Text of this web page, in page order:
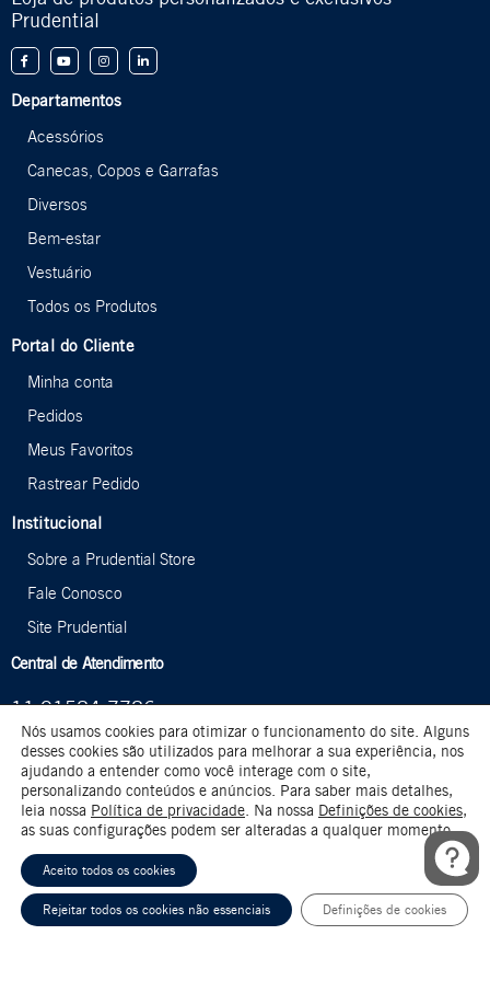
Prudential
Departamentos
Acessórios
Canecas, Copos e Garrafas
Diversos
Bem-estar
Vestuário
Todos os Produtos
Portal do Cliente
Minha conta
Pedidos
Meus Favoritos
Rastrear Pedido
Institucional
Sobre a Prudential Store
Fale Conosco
Site Prudential
Central de Atendimento
11 91584-7786
Segunda à quinta-feita das 9h00 às 18h00 e sexta-
feira das 9h00 às 17h00.
Formas de pagamento:
Nós usamos cookies para otimizar o funcionamento do site. Alguns
desses cookies são utilizados para melhorar a sua experiência, nos
ajudando a entender como você interage com o site,
personalizando conteúdos e anúncios. Para saber mais detalhes,
leia nossa Política de privacidade . Na nossa Definições de cookies,
as suas configurações podem ser alteradas a qualquer momento.
Aceito todos os cookies
Rejeitar todos os cookies não essenciais Definições de cookies